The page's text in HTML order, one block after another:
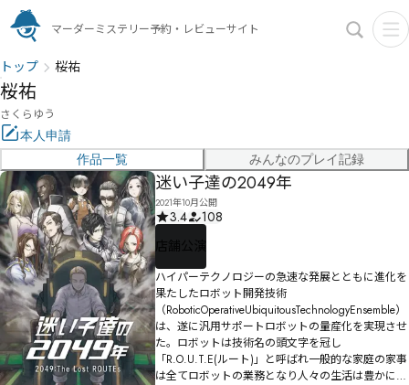
マーダーミステリー予約・レビューサイト
トップ 桜祐
桜祐
さくらゆう
本人申請
作品一覧
みんなのプレイ記録
迷い子達の2049年
2021年10月公開
3.4
108
店舗公演
ハイパーテクノロジーの急速な発展とともに進化を
果たしたロボット開発技術
（RoboticOperativeUbiquitousTechnologyEnsemble）
は、遂に汎用サポートロボットの量産化を実現させ
た。ロボットは技術名の頭文字を冠し
「R.O.U.T.E(ルート)」と呼ばれ一般的な家庭の家事
は全てロボットの業務となり人々の生活は豊かにな